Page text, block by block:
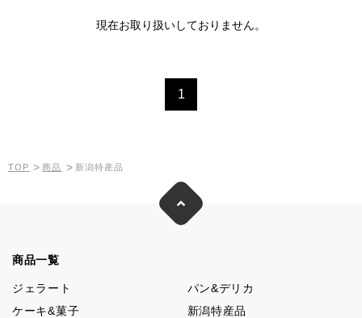
現在お取り扱いしておりません。
1
TOP > 商品 > 新潟特産品
商品一覧
ジェラート
パン&デリカ
ケーキ&菓子
新潟特産品